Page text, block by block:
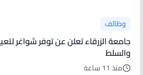
وظائف
جامعة الزرقاء تعلن عن توفر شواغر
والسلط
منذ 11 ساعة